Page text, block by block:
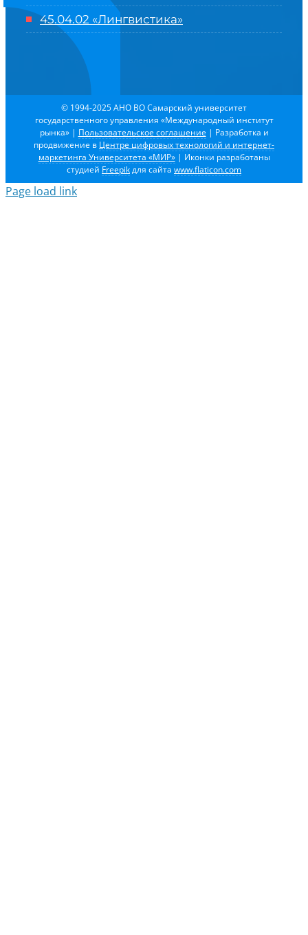
45.04.02 «Лингвистика»
© 1994-2025 АНО ВО Самарский университет
государственного управления «Международный институт
рынка» | Пользовательское соглашение | Разработка и
продвижение в Центре цифровых технологий и интернет-
маркетинга Университета «МИР»| Иконки разработаны
студией Freepikдля сайта www.flaticon.com
Page load link